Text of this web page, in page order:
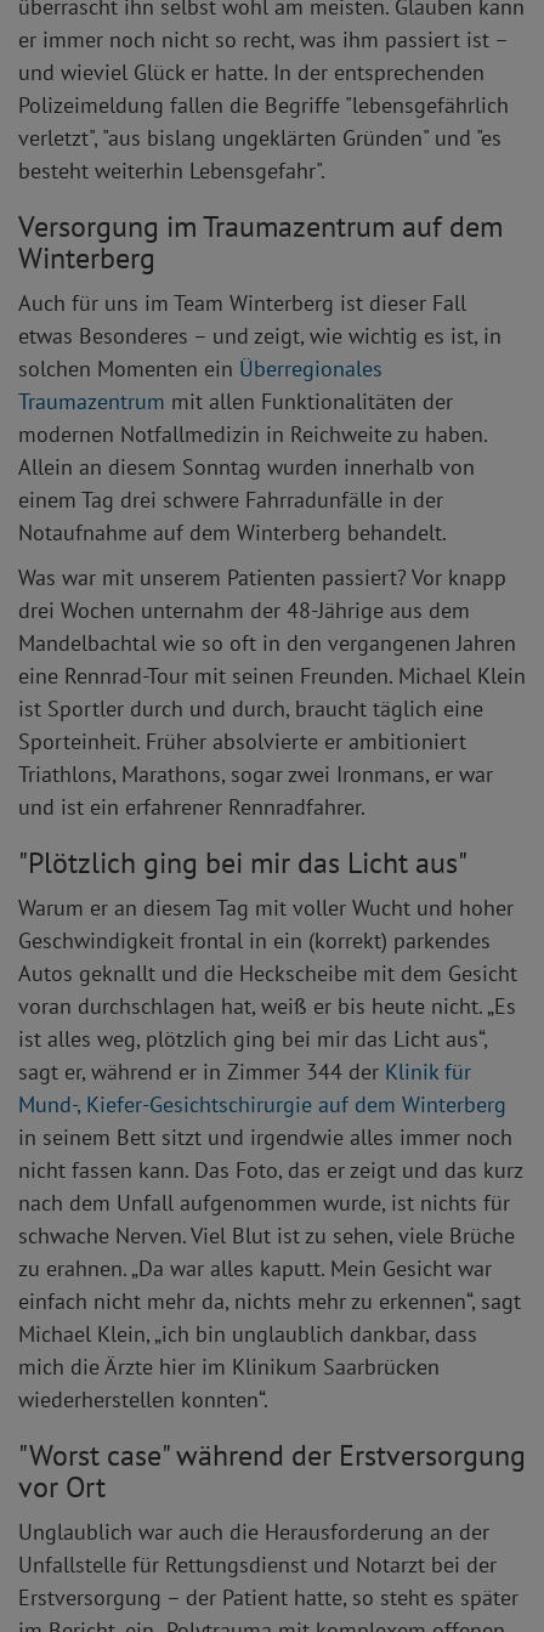
überrascht ihn selbst wohl am meisten. Glauben kann
er immer noch nicht so recht, was ihm passiert ist –
und wieviel Glück er hatte. In der entsprechenden
Polizeimeldung fallen die Begriffe "lebensgefährlich
verletzt", "aus bislang ungeklärten Gründen" und "es
besteht weiterhin Lebensgefahr".
Versorgung im Traumazentrum auf dem
Winterberg
Auch für uns im Team Winterberg ist dieser Fall
etwas Besonderes – und zeigt, wie wichtig es ist, in
solchen Momenten ein Überregionales
Traumazentrum mit allen Funktionalitäten der
modernen Notfallmedizin in Reichweite zu haben.
Allein an diesem Sonntag wurden innerhalb von
einem Tag drei schwere Fahrradunfälle in der
Notaufnahme auf dem Winterberg behandelt.
Was war mit unserem Patienten passiert? Vor knapp
drei Wochen unternahm der 48-Jährige aus dem
Mandelbachtal wie so oft in den vergangenen Jahren
eine Rennrad-Tour mit seinen Freunden. Michael Klein
ist Sportler durch und durch, braucht täglich eine
Sporteinheit. Früher absolvierte er ambitioniert
Triathlons, Marathons, sogar zwei Ironmans, er war
und ist ein erfahrener Rennradfahrer.
"Plötzlich ging bei mir das Licht aus"
Warum er an diesem Tag mit voller Wucht und hoher
Geschwindigkeit frontal in ein (korrekt) parkendes
Autos geknallt und die Heckscheibe mit dem Gesicht
voran durchschlagen hat, weiß er bis heute nicht. „Es
ist alles weg, plötzlich ging bei mir das Licht aus“,
sagt er, während er in Zimmer 344 der Klinik für
Mund-, Kiefer-Gesichtschirurgie auf dem Winterberg
in seinem Bett sitzt und irgendwie alles immer noch
nicht fassen kann. Das Foto, das er zeigt und das kurz
nach dem Unfall aufgenommen wurde, ist nichts für
schwache Nerven. Viel Blut ist zu sehen, viele Brüche
zu erahnen. „Da war alles kaputt. Mein Gesicht war
einfach nicht mehr da, nichts mehr zu erkennen“, sagt
Michael Klein, „ich bin unglaublich dankbar, dass
mich die Ärzte hier im Klinikum Saarbrücken
wiederherstellen konnten“.
"Worst case" während der Erstversorgung
vor Ort
Unglaublich war auch die Herausforderung an der
Unfallstelle für Rettungsdienst und Notarzt bei der
Erstversorgung – der Patient hatte, so steht es später